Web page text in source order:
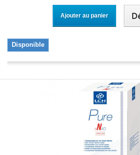
Ajouter au panier
Disponible